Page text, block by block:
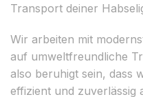
Transport deiner
Wir arbeiten mit
auf umweltfreundliche
also beruhigt sein, dass
effizient und zuverlässig